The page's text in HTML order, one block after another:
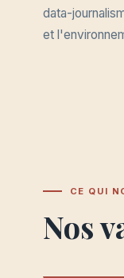
data-
et
CE QUI
Nos